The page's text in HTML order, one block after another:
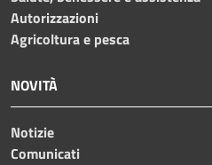
Autorizzazioni
Agricoltura e pesca
NOVITÀ
Notizie
Comunicati